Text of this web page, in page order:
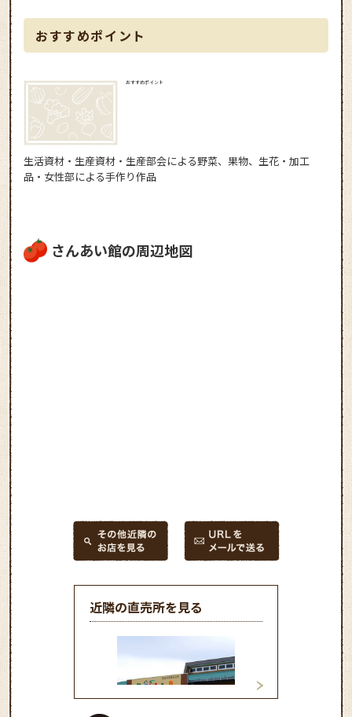
おすすめポイント
おすすめポイント
生活資材・生産資材・生産部会による野菜、果物、生花・加工
品・女性部による手作り作品
さんあい館の周辺地図
近隣の直売所を見る